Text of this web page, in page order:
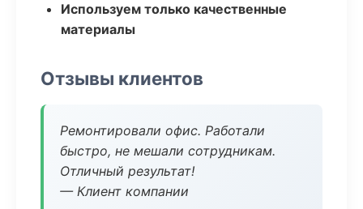
Используем только качественные
материалы
Отзывы клиентов
Ремонтировали офис. Работали
быстро, не мешали сотрудникам.
Отличный результат!
— Клиент компании